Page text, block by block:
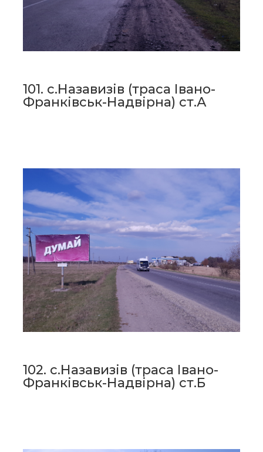
101. с.Назавизів (траса Івано-
Франківськ-Надвірна) ст.А
102. с.Назавизів (траса Івано-
Франківськ-Надвірна) ст.Б